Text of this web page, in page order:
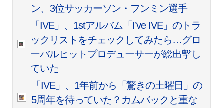
ン、3位サッカーソン・フンミン選手
「IVE」、1stアルバム「I’ve IVE」のトラ
ックリストをチェックしてみたら…グロ
ーバルヒットプロデューサーが総出撃し
ていた
「IVE」、1年前から「驚きの土曜日」の
5周年を待っていた？カムバックと重な